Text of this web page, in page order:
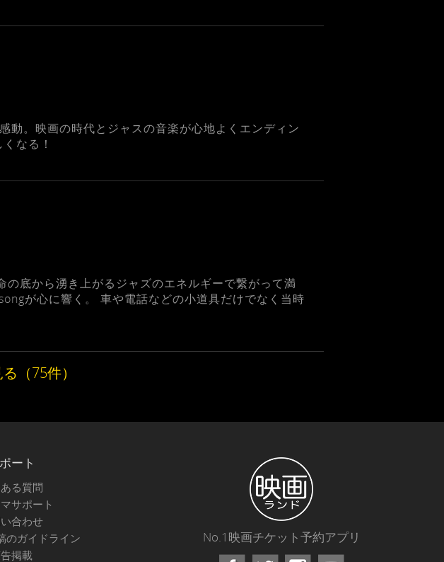
動。映画の時代とジャスの音楽が心地よくエンディン
なる！
底から湧き上がるジャズのエネルギーで繋がって満
が心に響く。 車や電話などの小道具だけでなく当時
（75件）
ート
る質問
サポート
合わせ
のガイドライン
掲載
No.1映画チケット予約アプリ
Facebook Instagram